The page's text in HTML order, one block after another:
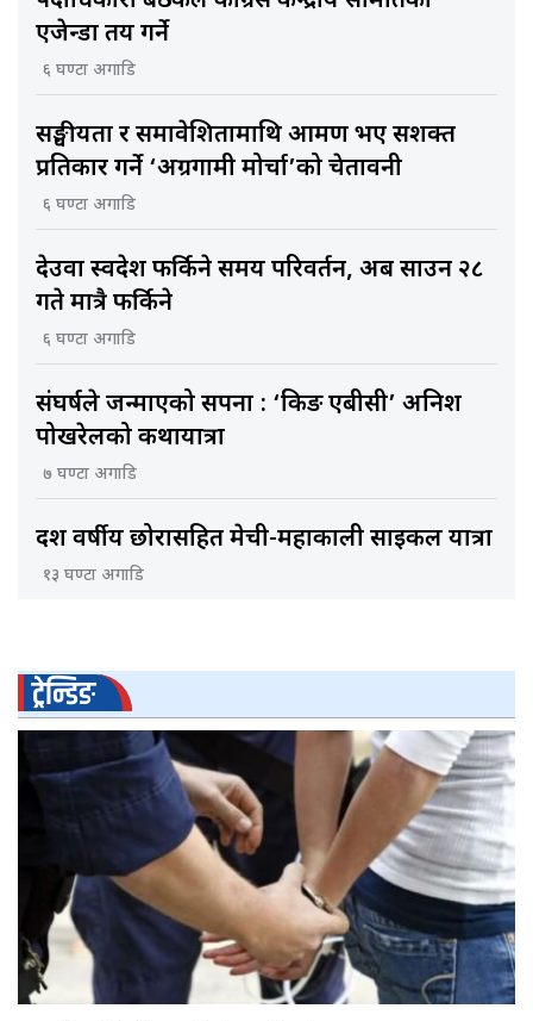
एजेन्डा तय गर्ने
६ घण्टा अगाडि
सङ्घीयता र समावेशितामाथि आक्रमण भए सशक्त
प्रतिकार गर्ने ‘अग्रगामी मोर्चा’को चेतावनी
६ घण्टा अगाडि
देउवा स्वदेश फर्किने समय परिवर्तन, अब साउन २८
गते मात्रै फर्किने
६ घण्टा अगाडि
संघर्षले जन्माएको सपना : ‘किङ एबीसी’ अनिश
पोखरेलको कथायात्रा
७ घण्टा अगाडि
दश वर्षीय छोरासहित मेची-महाकाली साइकल यात्रा
१३ घण्टा अगाडि
ट्रेन्डिङ